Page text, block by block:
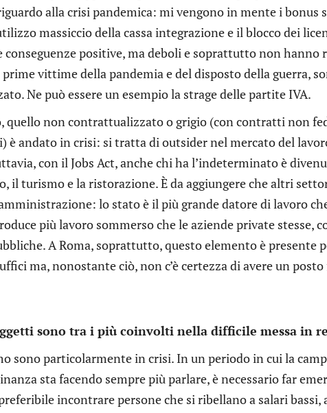
alla crisi pandemica: mi vengono in mente i bonus
massiccio della cassa integrazione e il blocco dei
positive, ma deboli e soprattutto non hanno
vittime della pandemia e del disposto della guerra,
Ne può essere un esempio la strage delle partite IVA.
quello non contrattualizzato o grigio (con contratti non
è andato in crisi: si tratta di outsider nel mercato del
con il Jobs Act, anche chi ha l’indeterminato è
il turismo e la ristorazione. È da aggiungere che altri
lo stato è il più grande datore di lavoro
più lavoro sommerso che le aziende private stesse,
A Roma, soprattutto, questo elemento è presente
ma, nonostante ciò, non c’è certezza di avere un posto
sono tra i più coinvolti nella difficile messa in
sono particolarmente in crisi. In un periodo in cui la
sta facendo sempre più parlare, è necessario far
incontrare persone che si ribellano a salari bassi,